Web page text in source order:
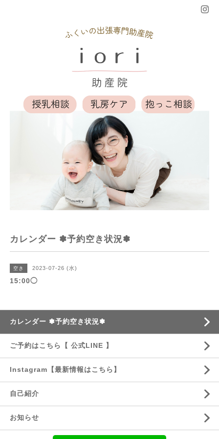
カレンダー ✽予約空き状況✽
空き 2023-07-26 (水)
15:00◯
カレンダー ✽予約空き状況✽
ご予約はこちら【 公式LINE 】
Instagram【最新情報はこちら】
自己紹介
お知らせ